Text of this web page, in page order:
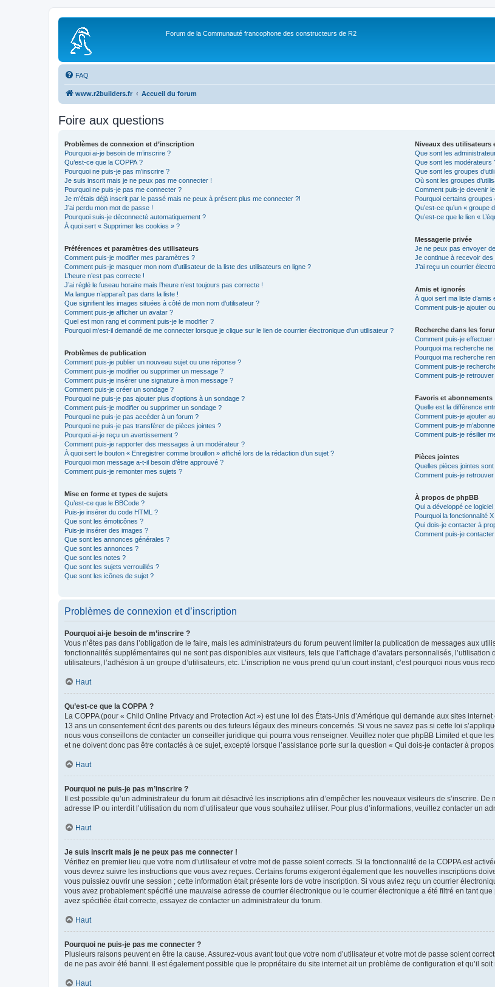
Forum de la Communauté francophone des constructeurs de R2
FAQ
www.r2builders.fr Accueil du forum
Foire aux questions
Problèmes de connexion et d’inscription
Pourquoi ai-je besoin de m’inscrire ?
Qu’est-ce que la COPPA ?
Pourquoi ne puis-je pas m’inscrire ?
Je suis inscrit mais je ne peux pas me connecter !
Pourquoi ne puis-je pas me connecter ?
Je m’étais déjà inscrit par le passé mais ne peux à présent plus me connecter ?!
J’ai perdu mon mot de passe !
Pourquoi suis-je déconnecté automatiquement ?
À quoi sert « Supprimer les cookies » ?
Préférences et paramètres des utilisateurs
Comment puis-je modifier mes paramètres ?
Comment puis-je masquer mon nom d’utilisateur de la liste des utilisateurs en ligne ?
L’heure n’est pas correcte !
J’ai réglé le fuseau horaire mais l’heure n’est toujours pas correcte !
Ma langue n’apparaît pas dans la liste !
Que signifient les images situées à côté de mon nom d’utilisateur ?
Comment puis-je afficher un avatar ?
Quel est mon rang et comment puis-je le modifier ?
Pourquoi m’est-il demandé de me connecter lorsque je clique sur le lien de courrier électronique d’un utilisateur ?
Problèmes de publication
Comment puis-je publier un nouveau sujet ou une réponse ?
Comment puis-je modifier ou supprimer un message ?
Comment puis-je insérer une signature à mon message ?
Comment puis-je créer un sondage ?
Pourquoi ne puis-je pas ajouter plus d’options à un sondage ?
Comment puis-je modifier ou supprimer un sondage ?
Pourquoi ne puis-je pas accéder à un forum ?
Pourquoi ne puis-je pas transférer de pièces jointes ?
Pourquoi ai-je reçu un avertissement ?
Comment puis-je rapporter des messages à un modérateur ?
À quoi sert le bouton « Enregistrer comme brouillon » affiché lors de la rédaction d’un sujet ?
Pourquoi mon message a-t-il besoin d’être approuvé ?
Comment puis-je remonter mes sujets ?
Mise en forme et types de sujets
Qu’est-ce que le BBCode ?
Puis-je insérer du code HTML ?
Que sont les émoticônes ?
Puis-je insérer des images ?
Que sont les annonces générales ?
Que sont les annonces ?
Que sont les notes ?
Que sont les sujets verrouillés ?
Que sont les icônes de sujet ?
Niveaux des utilisateurs
Que sont les
Que sont les modérateurs
Que sont les groupes
Où sont les groupes
Comment puis-je devenir
Pourquoi certains groupes
Qu’est-ce qu’un « groupe
Qu’est-ce que le lien «
Messagerie privée
Je ne peux pas envoyer
Je continue à recevoir
J’ai reçu un courrier
Amis et ignorés
À quoi sert ma liste d’amis
Comment puis-je ajouter
Recherche dans les
Comment puis-je
Pourquoi ma recherche
Pourquoi ma recherche
Comment puis-je
Comment puis-je
Favoris et abonnements
Quelle est la différence
Comment puis-je ajouter
Comment puis-je
Comment puis-je résilier
Pièces jointes
Quelles pièces jointes
Comment puis-je
À propos de phpBB
Qui a développé ce
Pourquoi la fonctionnalité
Qui dois-je contacter à
Comment puis-je
Problèmes de connexion et d’inscription
Pourquoi ai-je besoin de m’inscrire ?
Vous n’êtes pas dans l’obligation de le faire, mais les administrateurs du forum peuvent limiter la publication de messages aux
fonctionnalités supplémentaires qui ne sont pas disponibles aux visiteurs, tels que l’affichage d’avatars personnalisés,
utilisateurs, l’adhésion à un groupe d’utilisateurs, etc. L’inscription ne vous prend qu’un court instant, c’est pourquoi nous vous
Haut
Qu’est-ce que la COPPA ?
La COPPA (pour « Child Online Privacy and Protection Act ») est une loi des États-Unis d’Amérique qui demande aux sites
13 ans un consentement écrit des parents ou des tuteurs légaux des mineurs concernés. Si vous ne savez pas si cette loi
nous vous conseillons de contacter un conseiller juridique qui pourra vous renseigner. Veuillez noter que phpBB Limited et que
et ne doivent donc pas être contactés à ce sujet, excepté lorsque l’assistance porte sur la question « Qui dois-je contacter à
Haut
Pourquoi ne puis-je pas m’inscrire ?
Il est possible qu’un administrateur du forum ait désactivé les inscriptions afin d’empêcher les nouveaux visiteurs de s’inscrire.
adresse IP ou interdit l’utilisation du nom d’utilisateur que vous souhaitez utiliser. Pour plus d’informations, veuillez contacter un
Haut
Je suis inscrit mais je ne peux pas me connecter !
Vérifiez en premier lieu que votre nom d’utilisateur et votre mot de passe soient corrects. Si la fonctionnalité de la COPPA est
vous devrez suivre les instructions que vous avez reçues. Certains forums exigeront également que les nouvelles inscriptions
vous puissiez ouvrir une session ; cette information était présente lors de votre inscription. Si vous aviez reçu un courrier
vous avez probablement spécifié une mauvaise adresse de courrier électronique ou le courrier électronique a été filtré en tant
avez spécifiée était correcte, essayez de contacter un administrateur du forum.
Haut
Pourquoi ne puis-je pas me connecter ?
Plusieurs raisons peuvent en être la cause. Assurez-vous avant tout que votre nom d’utilisateur et votre mot de passe soient
de ne pas avoir été banni. Il est également possible que le propriétaire du site internet ait un problème de configuration et qu’il
Haut